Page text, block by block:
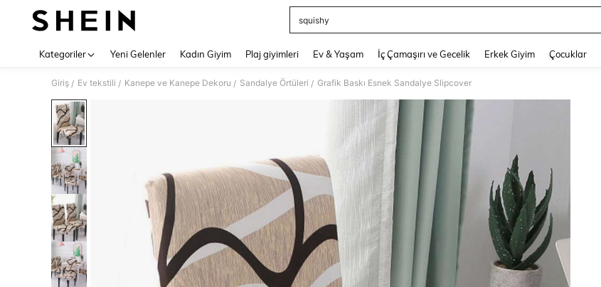
squishy
Kategoriler Yeni Gelenler Kadın Giyim Plaj giyimleri Ev & Yaşam İç Çamaşırı ve Gecelik Erkek Giyim Çocuklar
Giriş / Ev tekstili / Kanepe ve Kanepe Dekoru / Sandalye Örtüleri / Grafik Baskı Esnek Sandalye Slipcover